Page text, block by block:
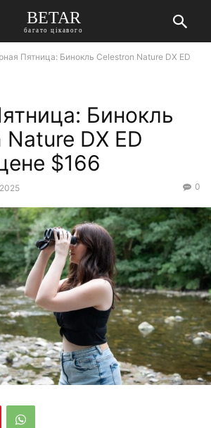
BETAR
багато цікавого
Пятница: Бинокль Celestron Nature DX ED
Бинокль
DX ED
$166
0